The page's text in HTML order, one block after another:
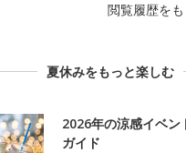
閲覧履歴を
夏休みをもっと楽しむ
2026年の涼感イベン
ガイド